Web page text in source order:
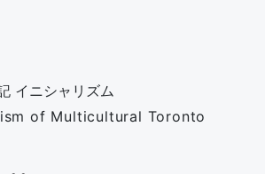
イニシャリズム
of Multicultural Toronto